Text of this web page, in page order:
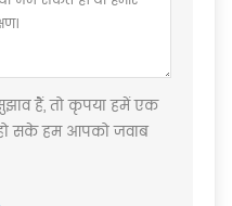
हैं, तो कृपया हमें एक
सके हम आपको जवाब